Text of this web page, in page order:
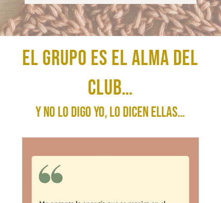
El grupo es el alma del
Club…
y no lo digo yo, lo dicen ellas…